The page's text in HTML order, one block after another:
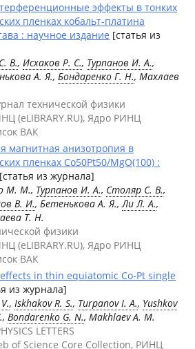
эффекты в тонких
пленках кобальт-платина
: научное издание [статья из
В., Исхаков Р. С., Турпанов И. А.,
А. Я., Бондаренко Г. Н., Махлаев
технической физики
(eLIBRARY.RU), Ядро РИНЦ
ВАК
магнитная анизотропия в
пленках Co50Pt50/MgO(100) :
[статья из журнала]
М. М., Турпанов И. А., Столяр С. В.,
В. И., Бетенькова А. Я.,Ли Л. А.,
Т. Н.
физики
(eLIBRARY.RU), Ядро РИНЦ
ВАК
in thin equiatomic Co-Pt single
из журнала]
, Iskhakov R. S., Turpanov I. A., Yushkov
Bondarenko G. N., Makhlaev A. M.
LETTERS
of Science Core Collection, РИНЦ